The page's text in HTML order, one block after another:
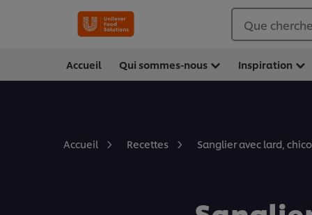
Que
Accueil Qui sommes-nous Inspiration
Accueil Recettes Sanglier avec lard,